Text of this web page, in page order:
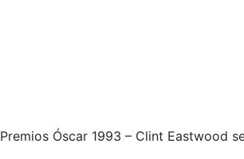
Premios Óscar 1993 – Clint Eastwood